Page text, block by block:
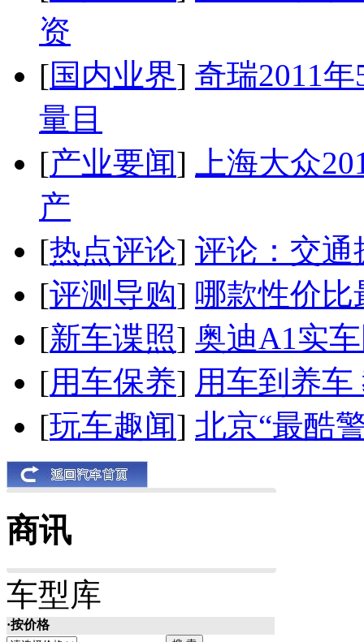
资
[国内业界] 奇瑞2011
量目
[产业要闻]
上海大众
产
[热点评论] 评论：交通
[评测导购] 哪款性价比
[新车谍照] 奥迪A1实
[用车保养] 用车到养
[玩车趣闻] 北京“最酷
商讯
车型库
·按价格